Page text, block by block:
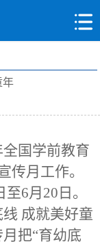
年
全国学前教育
传月工作。
6月20日。
成就美好童
把“育幼底